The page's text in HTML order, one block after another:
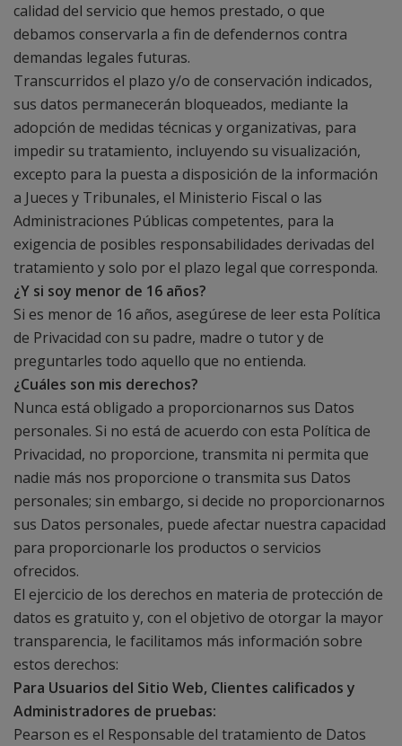
calidad del servicio que hemos prestado, o que
debamos conservarla a fin de defendernos contra
demandas legales futuras.
Transcurridos el plazo y/o de conservación indicados,
sus datos permanecerán bloqueados, mediante la
adopción de medidas técnicas y organizativas, para
impedir su tratamiento, incluyendo su visualización,
excepto para la puesta a disposición de la información
a Jueces y Tribunales, el Ministerio Fiscal o las
Administraciones Públicas competentes, para la
exigencia de posibles responsabilidades derivadas del
tratamiento y solo por el plazo legal que corresponda.
¿Y si soy menor de 16 años?
Si es menor de 16 años, asegúrese de leer esta Política
de Privacidad con su padre, madre o tutor y de
preguntarles todo aquello que no entienda.
¿Cuáles son mis derechos?
Nunca está obligado a proporcionarnos sus Datos
personales. Si no está de acuerdo con esta Política de
Privacidad, no proporcione, transmita ni permita que
nadie más nos proporcione o transmita sus Datos
personales; sin embargo, si decide no proporcionarnos
sus Datos personales, puede afectar nuestra capacidad
para proporcionarle los productos o servicios
ofrecidos.
El ejercicio de los derechos en materia de protección de
datos es gratuito y, con el objetivo de otorgar la mayor
transparencia, le facilitamos más información sobre
estos derechos:
Para Usuarios del Sitio Web, Clientes calificados y
Administradores de pruebas:
Pearson es el Responsable del tratamiento de Datos